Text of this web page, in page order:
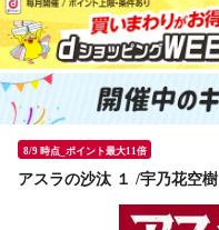
8/9 時点_ポイント最大11倍
アスラの沙汰 １ /宇乃花空樹